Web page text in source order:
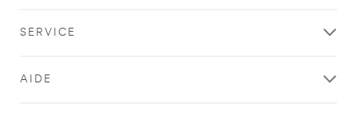
SERVICE
AIDE